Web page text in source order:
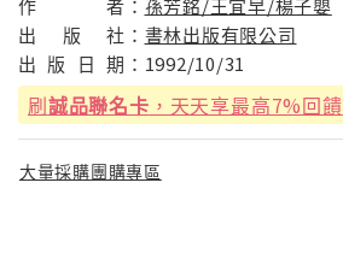
出
版 社： 書林出版有限公司
出 版 日 期： 1992/10/31
刷誠品聯名卡 ，天天享最高7%回饋
大量採購團購專區